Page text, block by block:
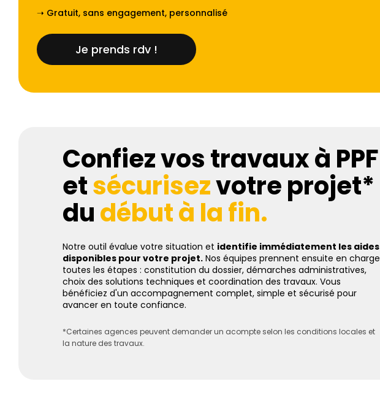
➝ Gratuit, sans engagement, personnalisé
Je prends rdv !
Confiez vos travaux à PPF
etsécurisezvotre projet*
dudébut à la fin.
Notre outil évalue votre situation et identifie immédiatement les aides
disponibles pour votre projet. Nos équipes prennent ensuite en charge
toutes les étapes : constitution du dossier, démarches administratives,
choix des solutions techniques et coordination des travaux. Vous
bénéficiez d'un accompagnement complet, simple et sécurisé pour
avancer en toute confiance.
*Certaines agences peuvent demander un acompte selon les conditions locales et
la nature des travaux.